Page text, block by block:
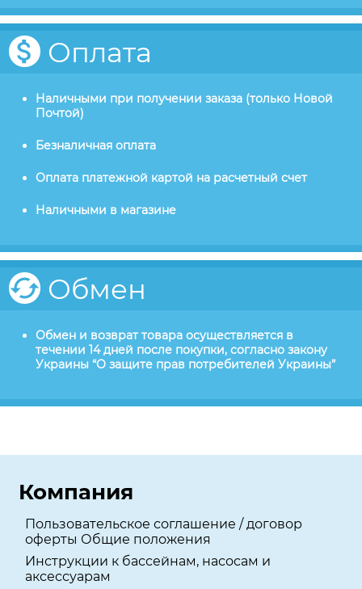
Оплата
Наличными при получении заказа (только Новой
Почтой)
Безналичная оплата
Оплата платежной картой на расчетный счет
Наличными в магазине
Обмен
Обмен и возврат товара осуществляется в
течении 14 дней после покупки, согласно закону
Украины “О защите прав потребителей Украины”
Компания
Пользовательское соглашение / договор
оферты Общие положения
Инструкции к бассейнам, насосам и
аксессуарам